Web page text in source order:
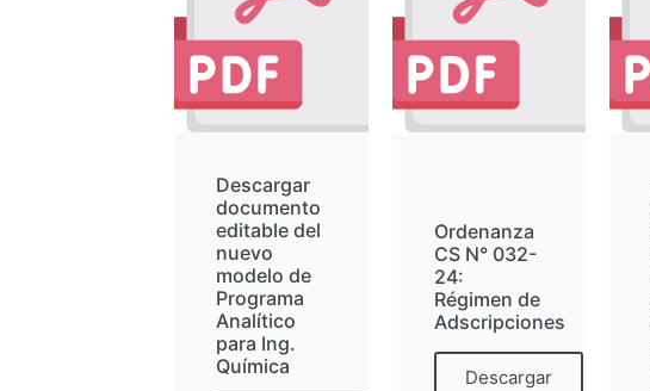
Descargar
documento
editable del
nuevo
modelo de
Programa
Analítico
para Ing.
Química
Ordenanza
CS N° 032-
24:
Régimen de
Adscripciones
Descargar